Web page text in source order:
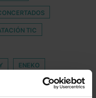
TIC
ENEKO
JUDICIAL